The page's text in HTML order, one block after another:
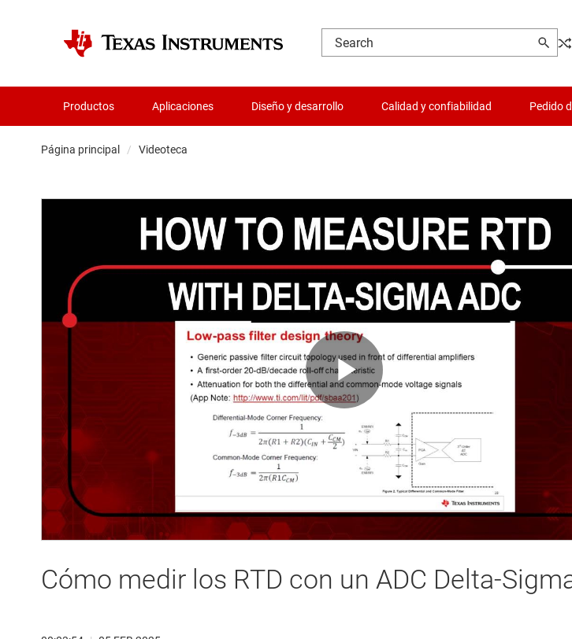
Productos Aplicaciones Diseño y desarrollo Calidad y confiabilidad Pedido
Página principal Videoteca
Play
Video
Cómo medir los RTD con un ADC Delta-